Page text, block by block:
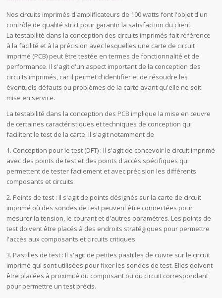
Nos circuits imprimés d'amplificateurs de 100 watts font l'objet d'un
contrôle de qualité strict pour garantir la satisfaction du client.
La testabilité dans la conception des circuits imprimés fait référence
à la facilité et à la précision avec lesquelles une carte de circuit
imprimé (PCB) peut être testée en termes de fonctionnalité et de
performance. Il s'agit d'un aspect important de la conception des
circuits imprimés, car il permet d'identifier et de résoudre les
éventuels défauts ou problèmes de la carte avant qu'elle ne soit
mise en service.
La testabilité dans la conception des PCB implique la mise en œuvre
de certaines caractéristiques et techniques de conception qui
facilitent le test de la carte. Il s'agit notamment de
1. Conception pour le test (DFT) : Il s'agit de concevoir le circuit imprimé
avec des points de test et des points d'accès spécifiques qui
permettent de tester facilement et avec précision les différents
composants et circuits.
2. Points de test : Il s'agit de points désignés sur la carte de circuit
imprimé où des sondes de test peuvent être connectées pour
mesurer la tension, le courant et d'autres paramètres. Les points de
test doivent être placés à des endroits stratégiques pour permettre
l'accès aux composants et circuits critiques.
3. Pastilles de test : Il s'agit de petites pastilles de cuivre sur le circuit
imprimé qui sont utilisées pour fixer les sondes de test. Elles doivent
être placées à proximité du composant ou du circuit correspondant
pour permettre un test précis.